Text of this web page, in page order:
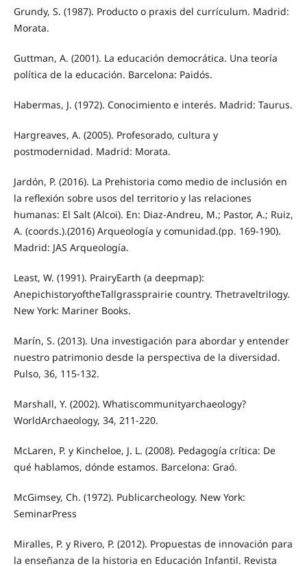
Grundy, S. (1987). Producto o praxis del currículum. Madrid:
Morata.
Guttman, A. (2001). La educación democrática. Una teoría
política de la educación. Barcelona: Paidós.
Habermas, J. (1972). Conocimiento e interés. Madrid: Taurus.
Hargreaves, A. (2005). Profesorado, cultura y
postmodernidad. Madrid: Morata.
Jardón, P. (2016). La Prehistoria como medio de inclusión en
la reflexión sobre usos del territorio y las relaciones
humanas: El Salt (Alcoi). En: Diaz-Andreu, M.; Pastor, A.; Ruiz,
A. (coords.).(2016) Arqueología y comunidad.(pp. 169-190).
Madrid: JAS Arqueología.
Least, W. (1991). PrairyEarth (a deepmap):
AnepichistoryoftheTallgrassprairie country. Thetraveltrilogy.
New York: Mariner Books.
Marín, S. (2013). Una investigación para abordar y entender
nuestro patrimonio desde la perspectiva de la diversidad.
Pulso, 36, 115-132.
Marshall, Y. (2002). Whatiscommunityarchaeology?
WorldArchaeology, 34, 211-220.
McLaren, P. y Kincheloe, J. L. (2008). Pedagogía crítica: De
qué hablamos, dónde estamos. Barcelona: Graó.
McGimsey, Ch. (1972). Publicarcheology. New York:
SeminarPress
Miralles, P. y Rivero, P. (2012). Propuestas de innovación para
la enseñanza de la historia en Educación Infantil. Revista